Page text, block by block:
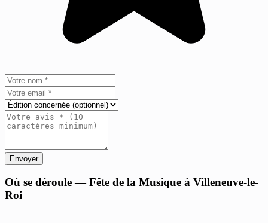
Envoyer
Où se déroule — Fête de la Musique à Villeneuve-le-
Roi